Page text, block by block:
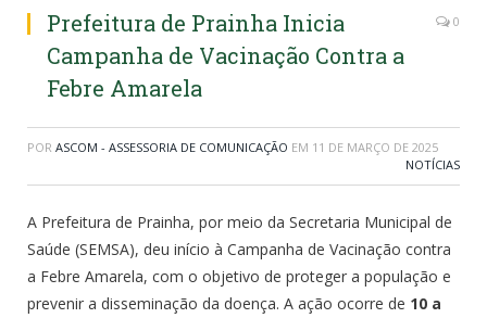
Prefeitura de Prainha Inicia
Campanha de Vacinação Contra a
Febre Amarela
0
POR ASCOM - ASSESSORIA DE COMUNICAÇÃO EM 11 DE MARÇO DE 2025
NOTÍCIAS
A Prefeitura de Prainha, por meio da Secretaria Municipal de
Saúde (SEMSA), deu início à Campanha de Vacinação contra
a Febre Amarela, com o objetivo de proteger a população e
prevenir a disseminação da doença. A ação ocorre de 10 a